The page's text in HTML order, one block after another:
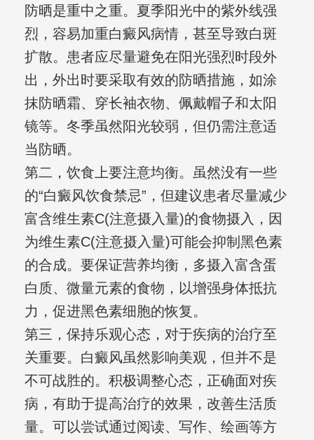
防晒是重中之重。夏季阳光中的紫外线强
烈，容易加重白癜风病情，甚至导致白斑
扩散。患者应尽量避免在阳光强烈时段外
出，外出时要采取有效的防晒措施，如涂
抹防晒霜、穿长袖衣物、佩戴帽子和太阳
镜等。冬季虽然阳光较弱，但仍需注意适
当防晒。
第二，饮食上要注意均衡。虽然没有一些
的“白癜风饮食禁忌”，但建议患者尽量减少
富含维生素C(注意摄入量)的食物摄入，因
为维生素C(注意摄入量)可能会抑制黑色素
的合成。要保证营养均衡，多摄入富含蛋
白质、微量元素的食物，以增强身体抵抗
力，促进黑色素细胞的恢复。
第三，保持乐观心态，对于疾病的治疗至
关重要。白癜风虽然影响美观，但并不是
不可战胜的。积极调整心态，正确面对疾
病，有助于提高治疗的效果，改善生活质
量。可以尝试通过阅读、写作、绘画等方